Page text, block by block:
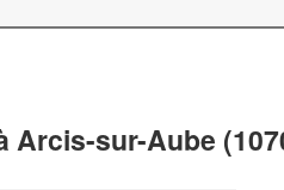
Arcis-sur-Aube